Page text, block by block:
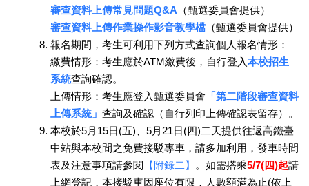
審查資料上傳常見問題Q&A （甄選委員會提供）
審查資料上傳作業操作影音教學檔 （甄選委員會提供）
報名期間，考生可利用下列方式查詢個人報名情形：
繳費情形：考生應於ATM繳費後，自行登入本校招生
系統查詢確認。
上傳情形：考生應登入甄選委員會 「第二階段審查資料
上傳系統」查詢及確認（自行列印上傳確認表留存）。
本校於5月15日(五)、5月21日(四)二天提供往返高鐵臺
中站與本校間之免費接駁專車，請多加利用，發車時間
表及注意事項請參閱
【附錄二】 。如需搭乘5/7(四)起請
上網登記，本接駁車因座位有限，人數額滿為止(依上